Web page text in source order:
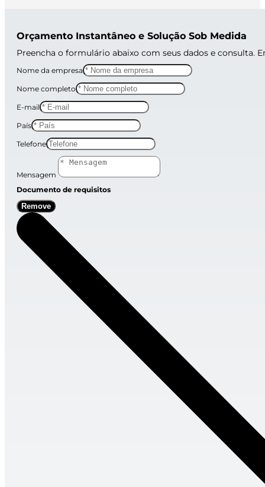
Orçamento Instantâneo e Solução Sob Medida
Preencha o formulário abaixo com seus dados e consulta.
Nome da empresa
Nome completo
E-mail
País
Telefone
Mensagem
Documento de requisitos
Remove